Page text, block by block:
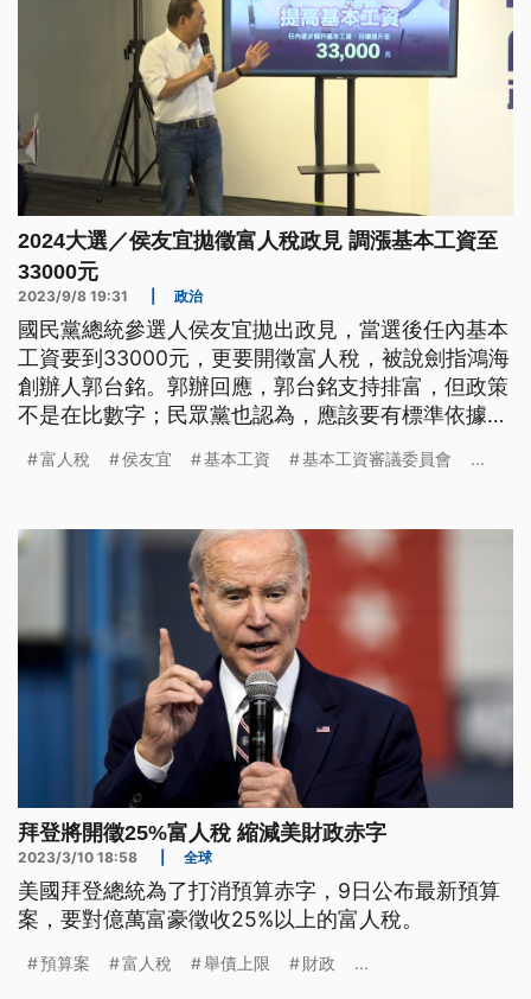
2024大選／侯友宜拋徵富人稅政見 調漲基本工資至
33000元
2023/9/8 19:31 政治
國民黨總統參選人侯友宜拋出政見，當選後任內基本
工資要到33000元，更要開徵富人稅，被說劍指鴻海
創辦人郭台銘。郭辦回應，郭台銘支持排富，但政策
不是在比數字；民眾黨也認為，應該要有標準依據。
文化大學大群館宿舍獲利，拿出來回饋年輕人。
富人稅 侯友宜 基本工資 基本工資審議委員會 ...
拜登將開徵25%富人稅 縮減美財政赤字
2023/3/10 18:58 全球
美國拜登總統為了打消預算赤字，9日公布最新預算
案，要對億萬富豪徵收25%以上的富人稅。
預算案 富人稅 舉債上限 財政 ...